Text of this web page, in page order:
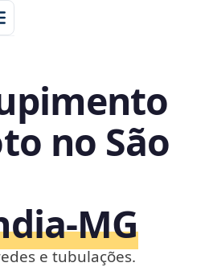
no São
e tubulações.